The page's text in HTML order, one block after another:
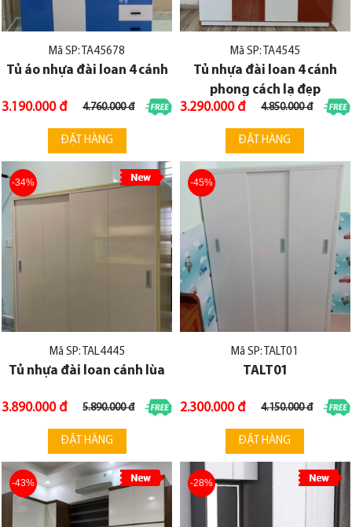
Mã SP: TA45678
Tủ áo nhựa đài loan 4 cánh
3.190.000 đ 4.760.000 đ
ĐẶT HÀNG
Mã SP: TA4545
Tủ nhựa đài loan 4 cánh
phong cách lạ đẹp
3.290.000 đ
4.850.000 đ
ĐẶT HÀNG
Mã SP: TAL4445
Tủ nhựa đài loan cánh lùa
3.890.000 đ 5.890.000 đ
-34%
ĐẶT HÀNG
Mã SP: TALT01
TALT01
2.300.000 đ 4.150.000 đ
-45%
ĐẶT HÀNG
-43% -28%